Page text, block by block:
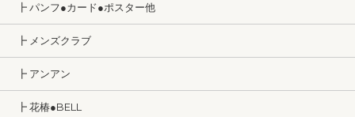
┣ パンフ●カード●ポスター他
┣ メンズクラブ
┣ アンアン
┣ 花椿●BELL